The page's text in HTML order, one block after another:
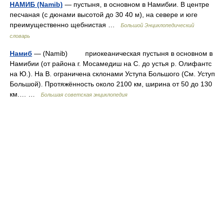
НАМИБ (Namib) — пустыня, в основном в Намибии. В центре
песчаная (с дюнами высотой до 30 40 м), на севере и юге
преимущественно щебнистая …
Большой Энциклопедический
словарь
Намиб — (Namib) приокеаническая пустыня в основном в
Намибии (от района г. Мосамедиш на С. до устья р. Олифантс
на Ю.). На В. ограничена склонами Уступа Большого (См. Уступ
Большой). Протяжённость около 2100 км, ширина от 50 до 130
км.… …
Большая советская энциклопедия